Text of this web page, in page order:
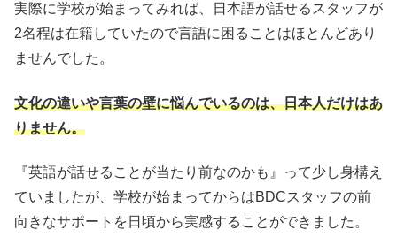
実際に学校が始まってみれば、日本語が話せるスタッフが
2名程は在籍していたので言語に困ることはほとんどあり
ませんでした。
文化の違いや言葉の壁に悩んでいるのは、日本人だけはあ
りません。
『英語が話せることが当たり前なのかも』って少し身構え
ていましたが、学校が始まってからはBDCスタッフの前
向きなサポートを日頃から実感することができました。